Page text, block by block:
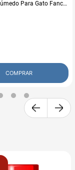
Para Gato Fancy
COMPRAR